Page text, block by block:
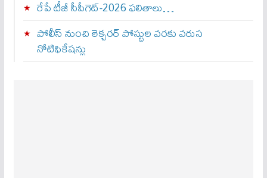
రేపే టీజీ సీపీగెట్‌-2026 ఫలితాలు…
పోలీస్ నుంచి లెక్చరర్ పోస్టుల వరకు వరుస
నోటిఫికేషన్లు